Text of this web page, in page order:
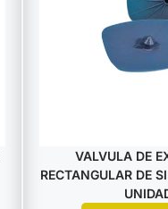
VALVULA DE
RECTANGULAR DE